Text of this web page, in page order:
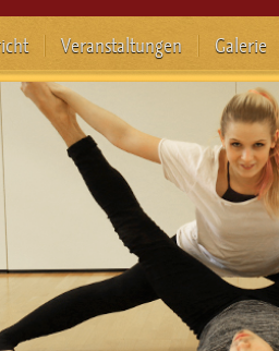
Veranstaltungen Galerie